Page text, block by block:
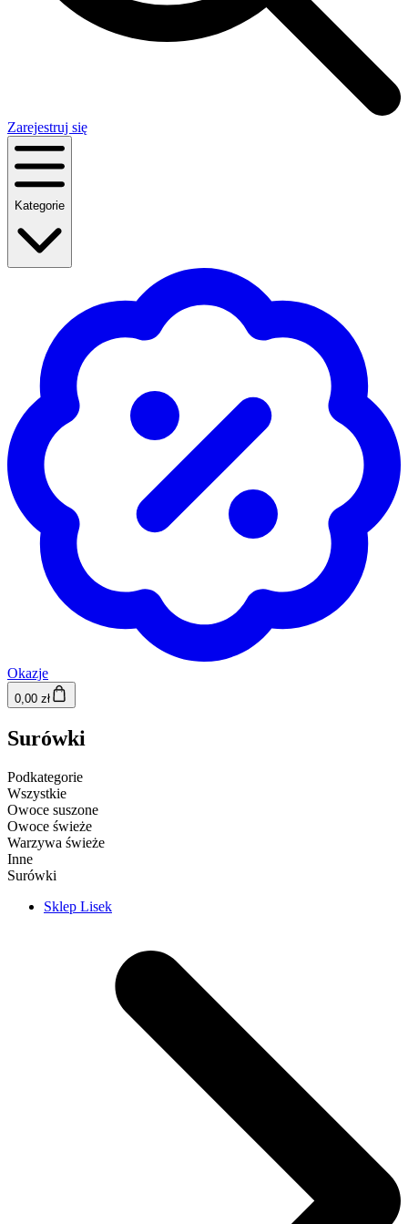
Zarejestruj się
Kategorie
Okazje
0,00 zł
Surówki
Podkategorie
Wszystkie
Owoce suszone
Owoce świeże
Warzywa świeże
Inne
Surówki
Sklep Lisek